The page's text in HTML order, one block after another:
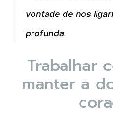
vontade de nos
profunda.
Trabalhar
manter a